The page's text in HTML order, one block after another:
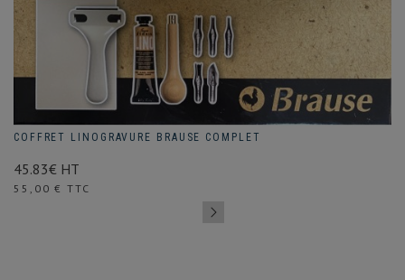
COFFRET LINOGRAVURE BRAUSE COMPLET
45.83€ HT
Prix
55,00 € TTC